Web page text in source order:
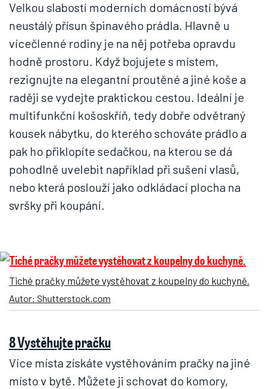
Velkou slabostí moderních domácností bývá
neustálý přísun špinavého prádla. Hlavně u
vícečlenné rodiny je na něj potřeba opravdu
hodně prostoru. Když bojujete s místem,
rezignujte na elegantní proutěné a jiné koše a
raději se vydejte praktickou cestou. Ideální je
multifunkční košoskříň, tedy dobře odvětraný
kousek nábytku, do kterého schováte prádlo a
pak ho přiklopíte sedačkou, na kterou se dá
pohodlně uvelebit například při sušení vlasů,
nebo která poslouží jako odkládací plocha na
svršky při koupání.
Tiché pračky můžete vystěhovat z koupelny do kuchyně.
Autor: Shutterstock.com
8 Vystěhujte pračku
Více místa získáte vystěhováním pračky na jiné
místo v bytě. Můžete ji schovat do komory,